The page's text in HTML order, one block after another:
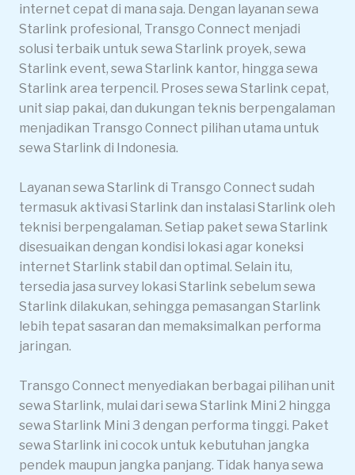
internet cepat di mana saja. Dengan layanan sewa
Starlink profesional, Transgo Connect menjadi
solusi terbaik untuk sewa Starlink proyek, sewa
Starlink event, sewa Starlink kantor, hingga sewa
Starlink area terpencil. Proses sewa Starlink cepat,
unit siap pakai, dan dukungan teknis berpengalaman
menjadikan Transgo Connect pilihan utama untuk
sewa Starlink di Indonesia.
Layanan sewa Starlink di Transgo Connect sudah
termasuk aktivasi Starlink dan instalasi Starlink oleh
teknisi berpengalaman. Setiap paket sewa Starlink
disesuaikan dengan kondisi lokasi agar koneksi
internet Starlink stabil dan optimal. Selain itu,
tersedia jasa survey lokasi Starlink sebelum sewa
Starlink dilakukan, sehingga pemasangan Starlink
lebih tepat sasaran dan memaksimalkan performa
jaringan.
Transgo Connect menyediakan berbagai pilihan unit
sewa Starlink, mulai dari sewa Starlink Mini 2 hingga
sewa Starlink Mini 3 dengan performa tinggi. Paket
sewa Starlink ini cocok untuk kebutuhan jangka
pendek maupun jangka panjang. Tidak hanya sewa